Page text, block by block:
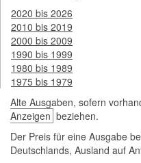
2020 bis 2026
2010 bis 2019
2000 bis 2009
1990 bis 1999
1980 bis 1989
1975 bis 1979
Alte Ausgaben, sofern
Anzeigen beziehen.
Der Preis für eine Ausgabe
Deutschlands, Ausland auf